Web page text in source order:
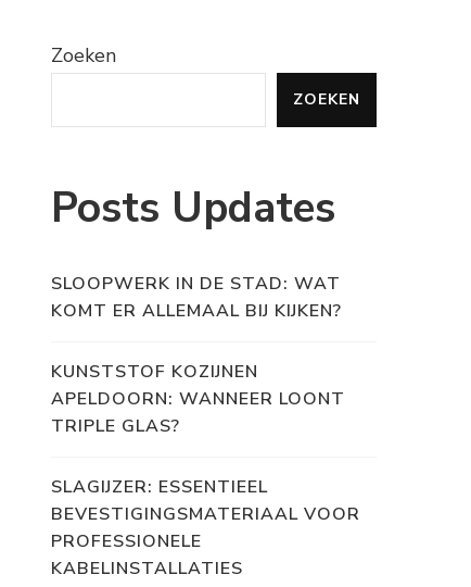
Zoeken
ZOEKEN
Posts Updates
SLOOPWERK IN DE STAD: WAT
KOMT ER ALLEMAAL BIJ KIJKEN?
KUNSTSTOF KOZIJNEN
APELDOORN: WANNEER LOONT
TRIPLE GLAS?
SLAGIJZER: ESSENTIEEL
BEVESTIGINGSMATERIAAL VOOR
PROFESSIONELE
KABELINSTALLATIES